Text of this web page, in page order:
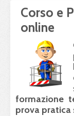
Corso e
online
formazione
prova pratica